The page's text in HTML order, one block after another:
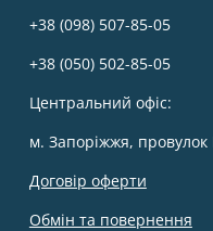
+38 (098) 507-85-05
+38 (050) 502-85-05
Центральний офіс:
м. Запоріжжя, провулок
Договір оферти
Обмін та повернення